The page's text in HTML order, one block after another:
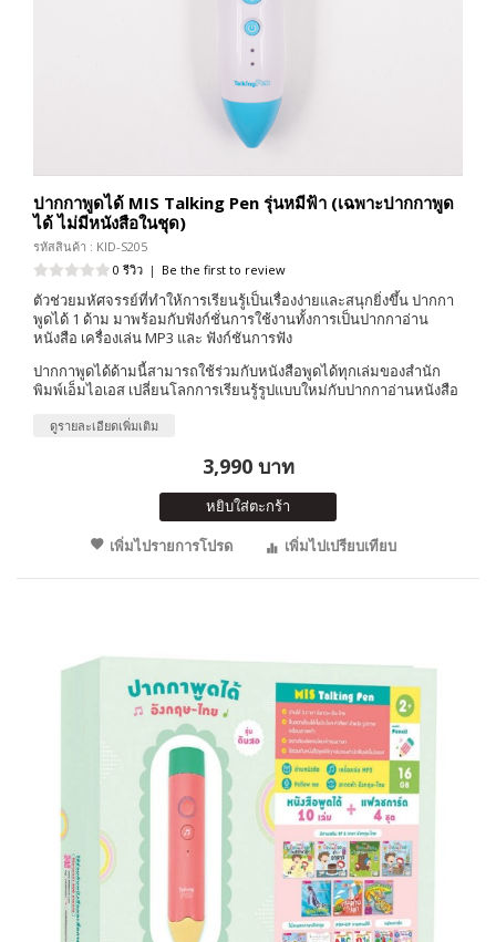
ปากกาพูดได้ MIS Talking Pen รุ่นหมีฟ้า (เฉพาะปากกาพูด
ได้ ไม่มีหนังสือในชุด)
รหัสสินค้า : KID-S205
0 รีวิว | Be the first to review
ตัวช่วยมหัศจรรย์ที่ทำให้การเรียนรู้เป็นเรื่องง่ายและสนุกยิ่งขึ้น ปากกา
พูดได้ 1 ด้าม มาพร้อมกับฟังก์ชั่นการใช้งานทั้งการเป็นปากกาอ่าน
หนังสือ เครื่องเล่น MP3 และ ฟังก์ชันการฟัง
ปากกาพูดได้ด้ามนี้สามารถใช้ร่วมกับหนังสือพูดได้ทุกเล่มของสำนัก
พิมพ์เอ็มไอเอส เปลี่ยนโลกการเรียนรู้รูปแบบใหม่กับปากกาอ่านหนังสือ
ดูรายละเอียดเพิ่มเติม
3,990 บาท
หยิบใส่ตะกร้า
เพิ่มไปรายการโปรด
เพิ่มไปเปรียบเทียบ